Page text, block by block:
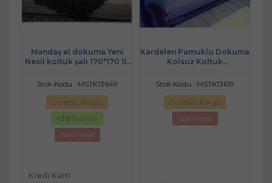
Mandaş el dokuma Yeni
Nesil koltuk şalı 170*170 1li
Stok Kodu : MSTK13649
Ücretsiz Kargo
%10 İndirim
Son Fırsat
Kredi Kartı
Kardelen Pamuklu Dokuma
Kolsuz Koltuk
Stok Kodu : MSTK13619
Ücretsiz Kargo
Son Fırsat